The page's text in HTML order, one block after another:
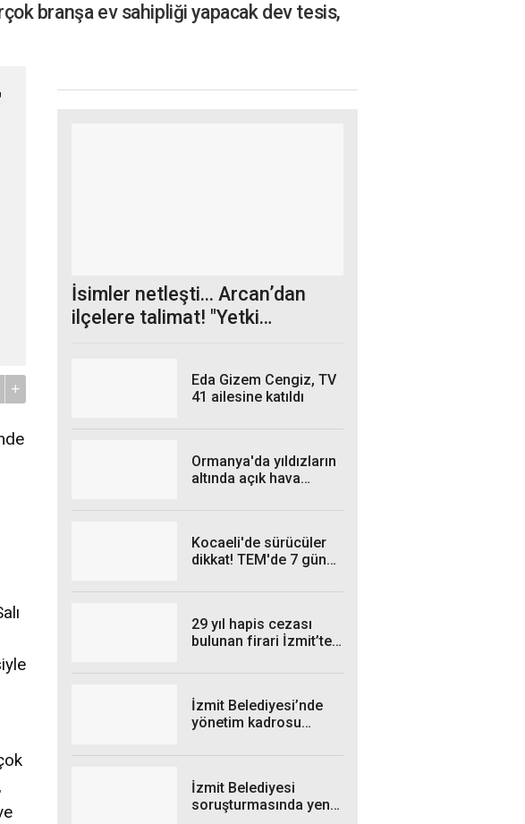
branşa ev sahipliği yapacak dev tesis,
+
İsimler netleşti... Arcan’dan
ilçelere talimat! "Yetki
Eda Gizem Cengiz, TV
41 ailesine katıldı
Ormanya'da yıldızların
altında açık hava
Kocaeli'de sürücüler
dikkat! TEM'de 7 gün
29 yıl hapis cezası
bulunan firari İzmit’te
İzmit Belediyesi’nde
yönetim kadrosu
İzmit Belediyesi
soruşturmasında yeni